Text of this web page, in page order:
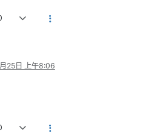
25日 上午8:06